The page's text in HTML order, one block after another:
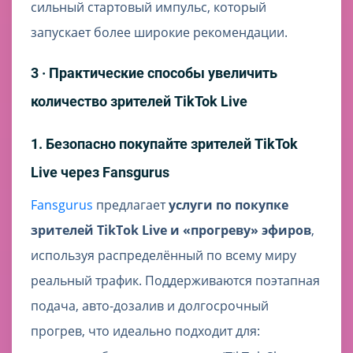
сильный стартовый импульс, который
запускает более широкие рекомендации.
3 · Практические способы увеличить
количество зрителей TikTok Live
1. Безопасно покупайте зрителей TikTok
Live через Fansgurus
Fansgurus предлагаетуслуги по покупке
зрителей TikTok Live и «прогреву» эфиров,
используя распределённый по всему миру
реальный трафик. Поддерживаются поэтапная
подача, авто-дозалив и долгосрочный
прогрев, что идеально подходит для: